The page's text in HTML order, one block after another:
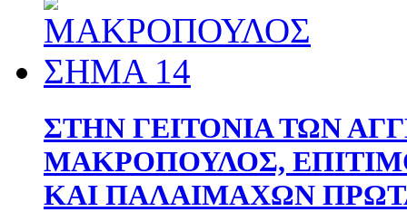
ΣΤΗΝ ΓΕΙΤΟΝΙΑ ΤΩΝ
ΜΑΚΡΟΠΟΥΛΟΣ,
ΚΑΙ ΠΑΛΑΙΜΑΧΩΝ